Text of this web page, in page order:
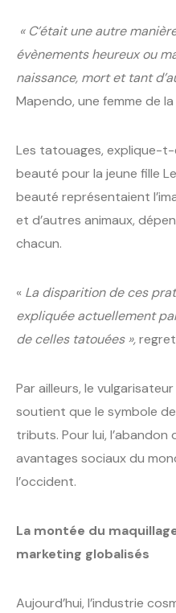
« C’était une autre
évènements heureux ou
naissance, mort et tant
Mapendo, une femme de
Les tatouages, explique-t-
beauté pour la jeune fille
beauté représentaient
et d’autres animaux,
chacun.
« La disparition de ces
expliquée actuellement
de celles tatouées »,
Par ailleurs, le
soutient que le symbole
tributs. Pour lui,
avantages sociaux du
l’occident.
La montée du
marketing globalisés
Aujourd’hui, l’industrie